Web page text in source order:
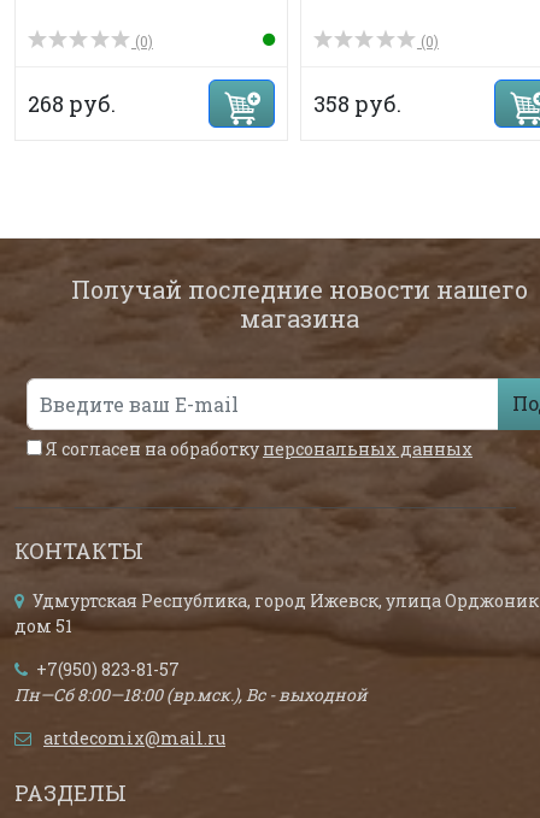
(0)
268 руб.
(0)
358 руб.
Получай последние новости нашего
магазина
Я согласен на обработку персональных данных
КОНТАКТЫ
Удмуртская Республика, город Ижевск, улица
дом 51
+7(950) 823-81-57
Пн—Сб 8:00—18:00 (вр.мск.), Вс - выходной
artdecomix@mail.ru
РАЗДЕЛЫ